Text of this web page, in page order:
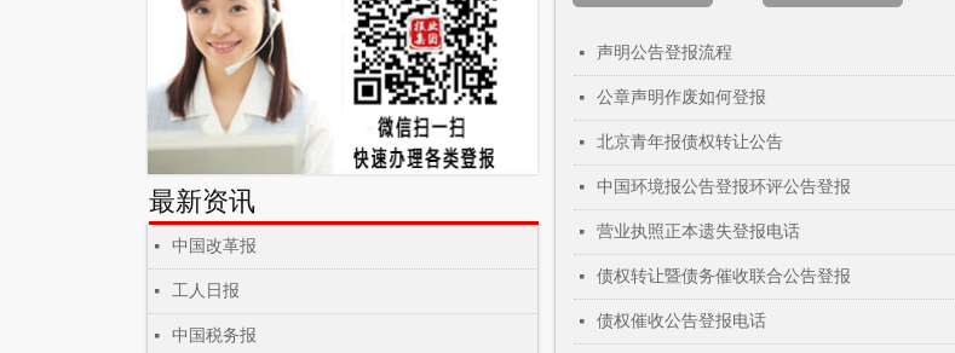
넷 声明公告登报流程
넷 公章声明作废如何登报
넷 北京青年报债权转让公告
넷 中国环境报公告登报环评公告登报
넷 营业执照正本遗失登报电话
넷 债权转让暨债务催收联合公告登报
넷 债权催收公告登报电话
最新资讯
넷 中国改革报
넷 工人日报
넷 中国税务报